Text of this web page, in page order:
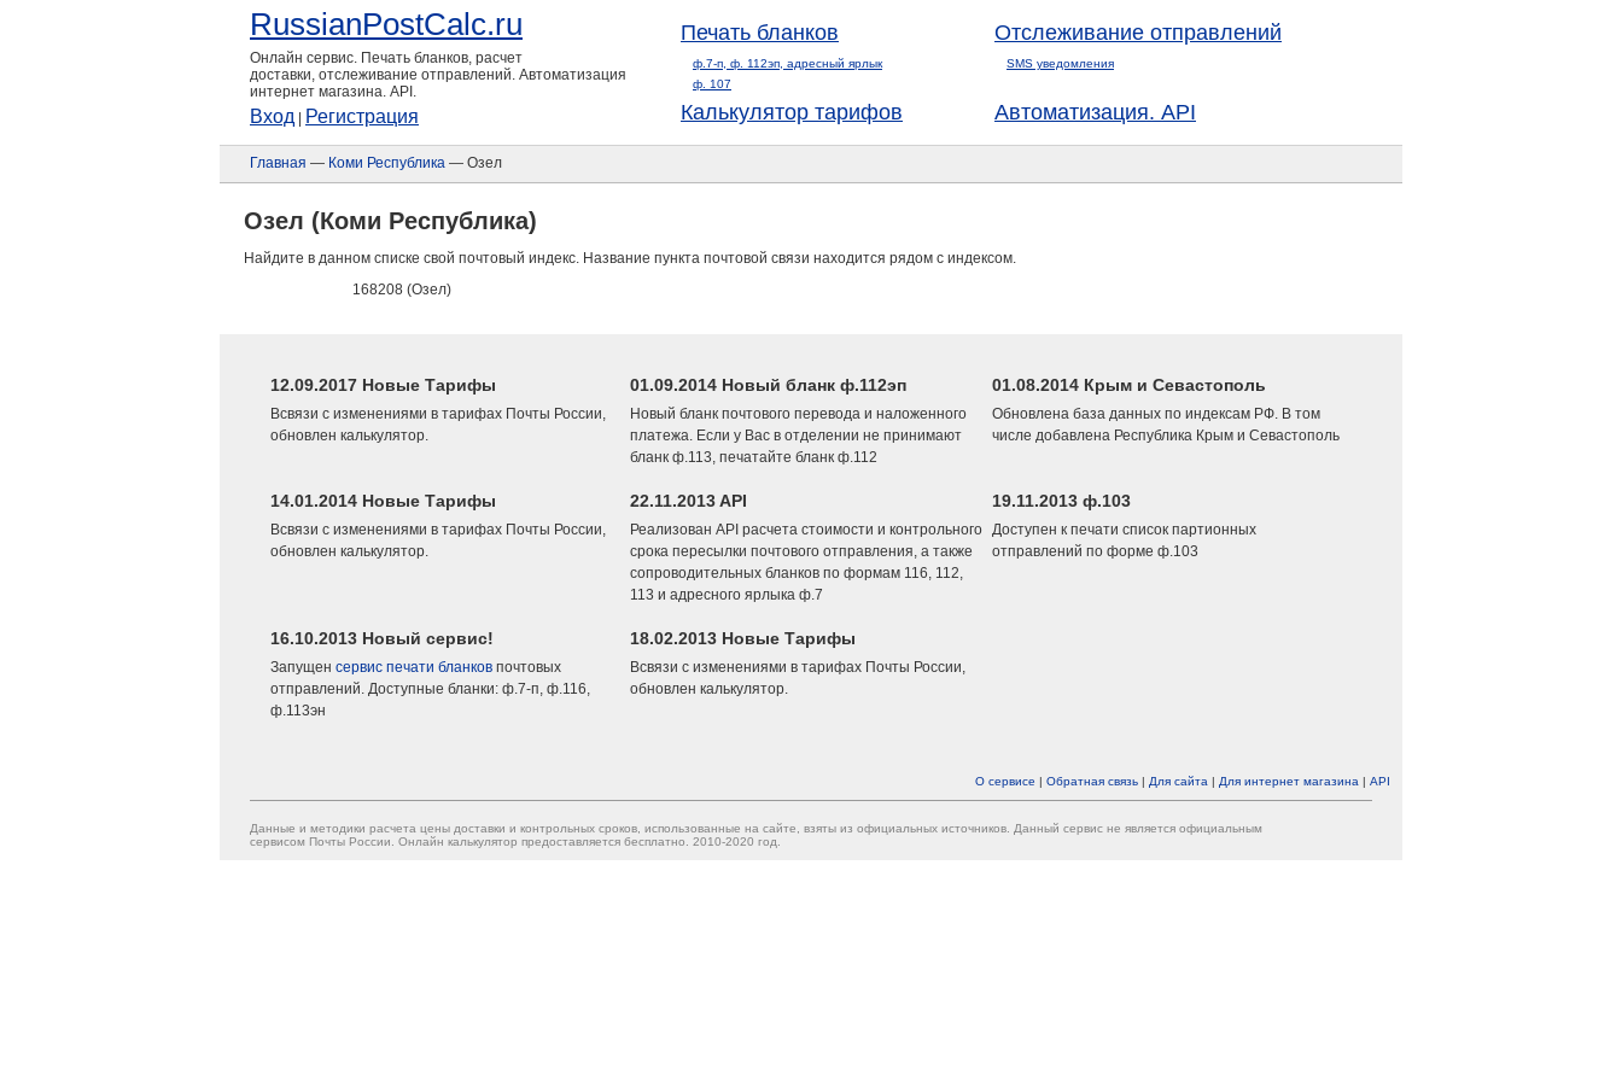
RussianPostCalc.ru
Онлайн сервис. Печать бланков, расчет
доставки, отслеживание отправлений. Автоматизация
интернет магазина. API.
Вход Регистрация
Печать бланков
ф.7-п, ф. 112эп, адресный ярлык
ф. 107
Отслеживание отправлений
SMS уведомления
Калькулятор тарифов Автоматизация. API
Главная — Коми Республика — Озел
Озел (Коми Республика)
Найдите в данном списке свой почтовый индекс. Название пункта почтовой связи находится рядом с индексом.
168208 (Озел)
12.09.2017 Новые Тарифы
Всвязи с изменениями в тарифах Почты России,
обновлен калькулятор.
01.09.2014 Новый бланк ф.112эп
Новый бланк почтового перевода и наложенного
платежа. Если у Вас в отделении не принимают
бланк ф.113, печатайте бланк ф.112
01.08.2014 Крым и Севастополь
Обновлена база данных по индексам РФ. В том
числе добавлена Республика Крым и Севастополь
14.01.2014 Новые Тарифы
Всвязи с изменениями в тарифах Почты России,
обновлен калькулятор.
22.11.2013 API
Реализован API расчета стоимости и контрольного
срока пересылки почтового отправления, а также
сопроводительных бланков по формам 116, 112,
113 и адресного ярлыка ф.7
19.11.2013 ф.103
Доступен к печати список партионных
отправлений по форме ф.103
16.10.2013 Новый сервис!
Запущен сервис печати бланков почтовых
отправлений. Доступные бланки: ф.7-п, ф.116,
ф.113эн
18.02.2013 Новые Тарифы
Всвязи с изменениями в тарифах Почты России,
обновлен калькулятор.
О сервисе | Обратная связь | Для сайта | Для интернет магазина | API
Данные и методики расчета цены доставки и контрольных сроков, использованные на сайте, взяты из официальных источников. Данный сервис не является официальным
сервисом Почты России. Онлайн калькулятор предоставляется бесплатно. 2010-2020 год.